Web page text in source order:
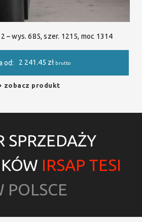
– wys. 685, szer. 1215, moc 1314
od: 2 241.45 zł brutto
zobacz produkt
SPRZEDAŻY
IRSAP TESI
POLSCE